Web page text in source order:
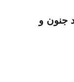
جنون و